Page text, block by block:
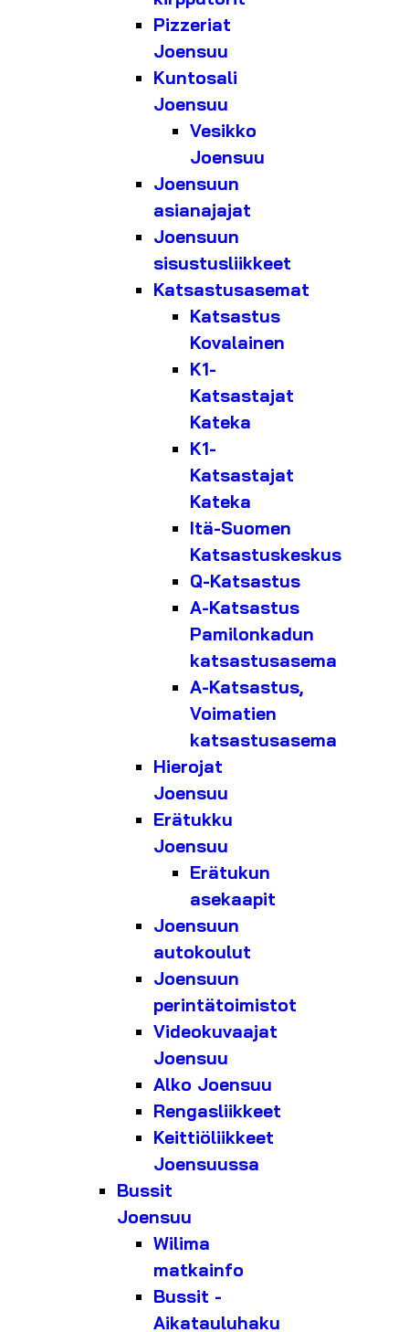
Pizzeriat
Joensuu
Kuntosali
Joensuu
Vesikko
Joensuu
Joensuun
asianajajat
Joensuun
sisustusliikkeet
Katsastusasemat
Katsastus
Kovalainen
K1-
Katsastajat
Kateka
K1-
Katsastajat
Kateka
Itä-Suomen
Katsastuskeskus
Q-Katsastus
A-Katsastus
Pamilonkadun
katsastusasema
A-Katsastus,
Voimatien
katsastusasema
Hierojat
Joensuu
Erätukku
Joensuu
Erätukun
asekaapit
Joensuun
autokoulut
Joensuun
perintätoimistot
Videokuvaajat
Joensuu
Alko Joensuu
Rengasliikkeet
Keittiöliikkeet
Joensuussa
Bussit
Joensuu
Wilima
matkainfo
Bussit -
Aikatauluhaku